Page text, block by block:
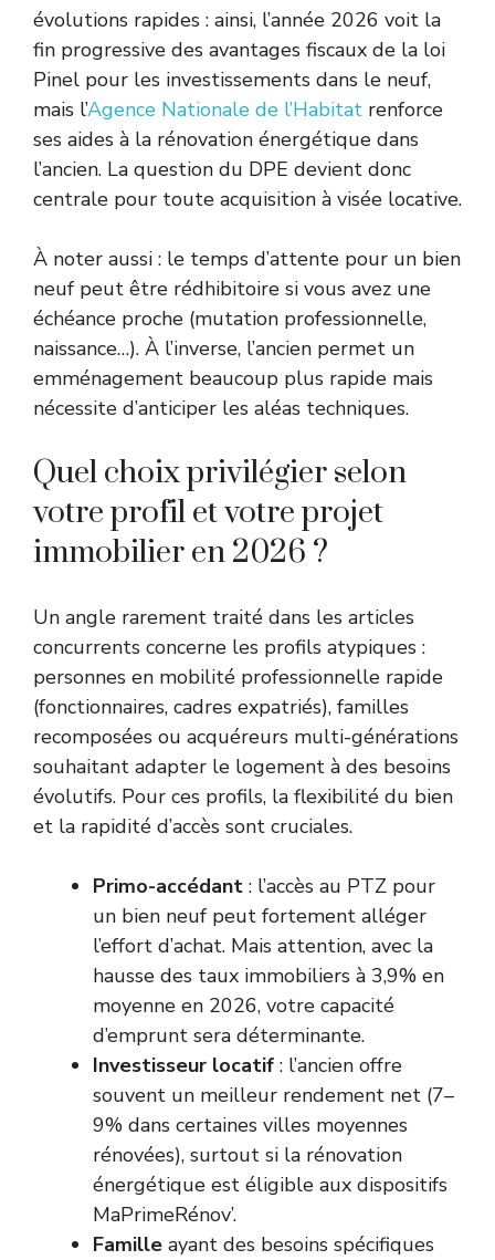
évolutions rapides : ainsi, l’année 2026 voit la
fin progressive des avantages fiscaux de la loi
Pinel pour les investissements dans le neuf,
mais l’Agence Nationale de l’Habitat renforce
ses aides à la rénovation énergétique dans
l’ancien. La question du DPE devient donc
centrale pour toute acquisition à visée locative.
À noter aussi : le temps d’attente pour un bien
neuf peut être rédhibitoire si vous avez une
échéance proche (mutation professionnelle,
naissance…). À l’inverse, l’ancien permet un
emménagement beaucoup plus rapide mais
nécessite d’anticiper les aléas techniques.
Quel choix privilégier selon
votre profil et votre projet
immobilier en 2026 ?
Un angle rarement traité dans les articles
concurrents concerne les profils atypiques :
personnes en mobilité professionnelle rapide
(fonctionnaires, cadres expatriés), familles
recomposées ou acquéreurs multi-générations
souhaitant adapter le logement à des besoins
évolutifs. Pour ces profils, la flexibilité du bien
et la rapidité d’accès sont cruciales.
Primo-accédant : l’accès au PTZ pour
un bien neuf peut fortement alléger
l’effort d’achat. Mais attention, avec la
hausse des taux immobiliers à 3,9% en
moyenne en 2026, votre capacité
d’emprunt sera déterminante.
Investisseur locatif : l’ancien offre
souvent un meilleur rendement net (7–
9% dans certaines villes moyennes
rénovées), surtout si la rénovation
énergétique est éligible aux dispositifs
MaPrimeRénov’.
Famille ayant des besoins spécifiques